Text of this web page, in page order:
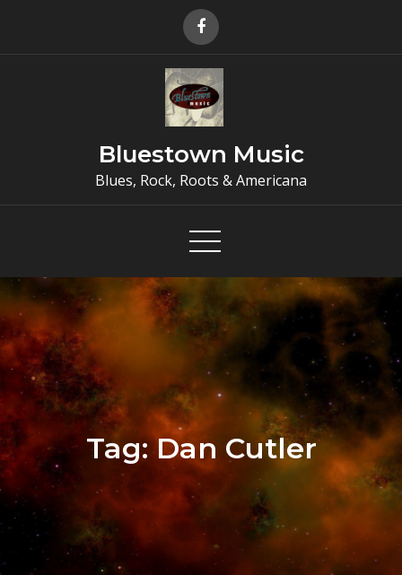
Bluestown Music
Blues, Rock, Roots & Americana
Tag:Dan Cutler